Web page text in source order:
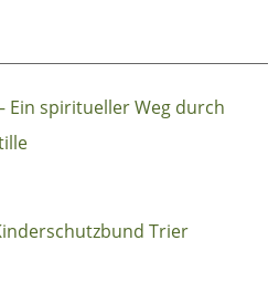
Ein spiritueller Weg durch
Trier